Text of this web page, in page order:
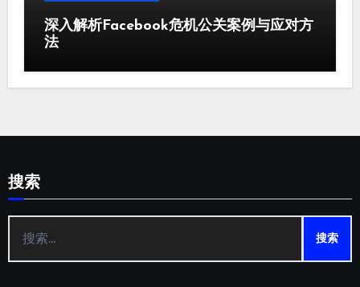
深入解析Facebook危机公关案例与应对方
法
搜索
索：